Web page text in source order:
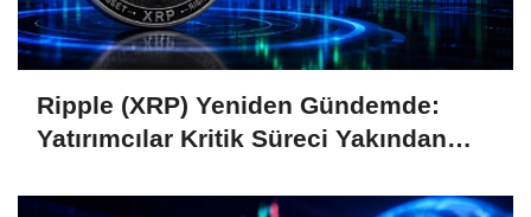
Ripple (XRP) Yeniden Gündemde:
Yatırımcılar Kritik Süreci Yakından